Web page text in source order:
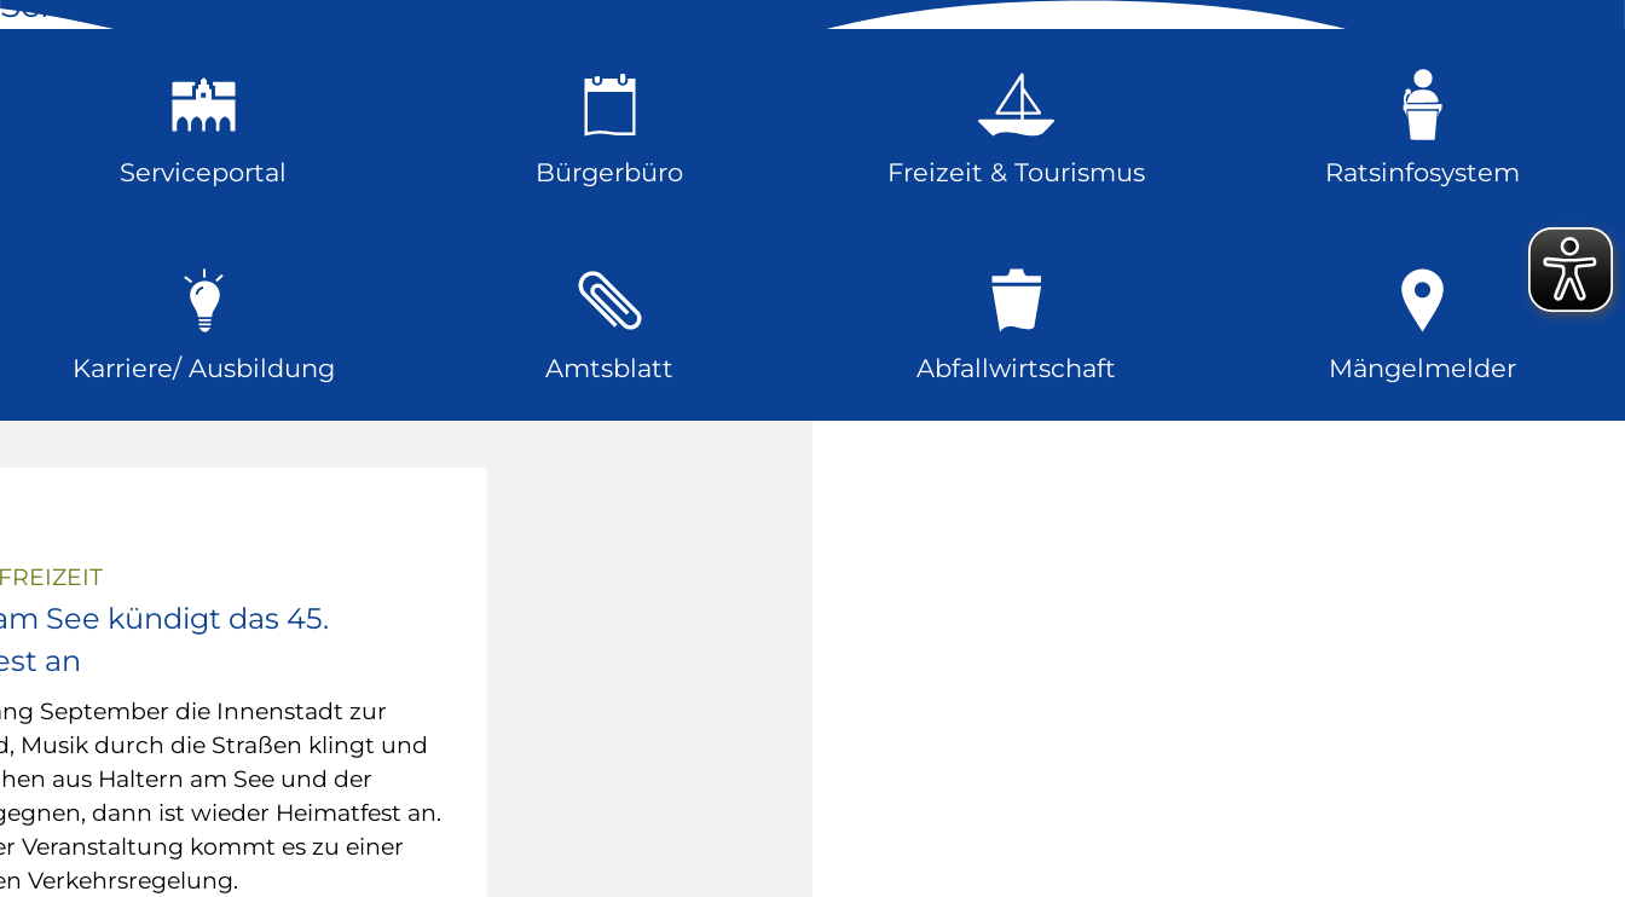
Serviceportal Bürgerbüro Freizeit & Tourismus Ratsinfosystem
Karriere/ Ausbildung Amtsblatt Abfallwirtschaft Mängelmelder
See kündigt das 45.
an
September die Innenstadt zur
Musik durch die Straßen klingt und
aus Haltern am See und der
dann ist wieder Heimatfest an.
Veranstaltung kommt es zu einer
Verkehrsregelung.